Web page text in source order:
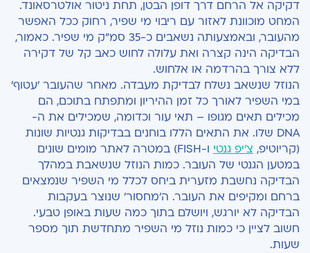
דקיקה אל הרחם דרך דופן הבטן, תחת ניטור אולטרסאונד.
המחט מוכוונת לאזור עם ריבוי מי שפיר, רחוק ככל האפשר
מהעובר, ובאמצעותה נשאבים כ-35 סמ"ק מי שפיר. כאמור,
הבדיקה הינה קצרה ואת עלולה לחוש כאב קל של דקירה
ללא צורך בהרדמה או אלחוש.
הנוזל שנשאב נשלח לבדיקת מעבדה. מאחר שהעובר 'עטוף'
במי השפיר לאורך כל זמן ההיריון ומתפתח בתוכם, הם
מכילים תאים מגופו – תאי עור וכדומה, שמכילים את ה-
DNA שלו. את התאים הללו בוחנים בבדיקות גנטיות שונות
(קריוטיפ, צ'יפ גנטי
ו-FISH) במטרה לאתר מומים שונים
במטען הגנטי של העובר. כמות הנוזל שנשאבת במהלך
הבדיקה נחשבת מזערית ביחס לכלל מי השפיר שנמצאים
ברחם ומקיפים את העובר. ה'מחסור' שנוצר בעקבות
הבדיקה לא יורגש, ויושלם בתוך כמה שעות באופן טבעי.
חשוב לציין כי כמות נוזל מי השפיר מתחדשת תוך מספר
שעות.